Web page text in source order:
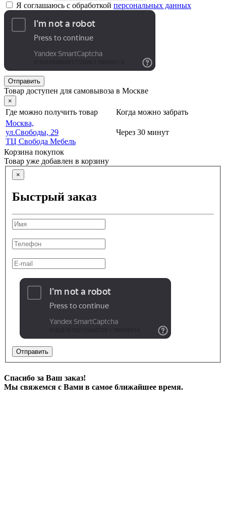
Я соглашаюсь с обработкой персональных данных
Отправить
Товар доступен для самовывоза в Москве
×
Где можно получить товар
Когда можно забрать
Москва,
ул.Свободы, 29
ТЦ Свобода Мебель
Через 30 минут
Корзина покупок
Товар уже добавлен в корзину
×
Быстрый заказ
Отправить
Спасибо за Ваш заказ!
Мы свяжемся с Вами в самое ближайшее время.